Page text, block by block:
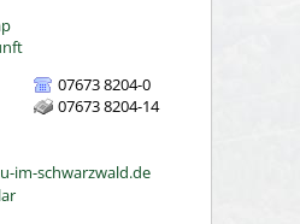
07673 8204-0
07673 8204-14
im-schwarzwald.de